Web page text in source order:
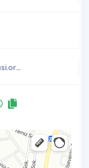
www.istanbuleczaciodasi.org.tr